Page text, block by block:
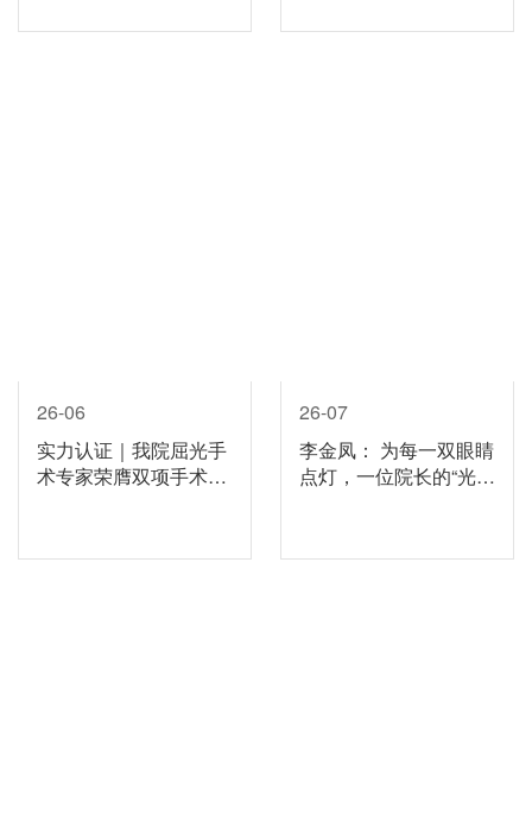
26-06
实力认证｜我院屈光手
术专家荣膺双项手术医
26-07
李金凤： 为每一双眼睛
点灯，一位院长的“光明